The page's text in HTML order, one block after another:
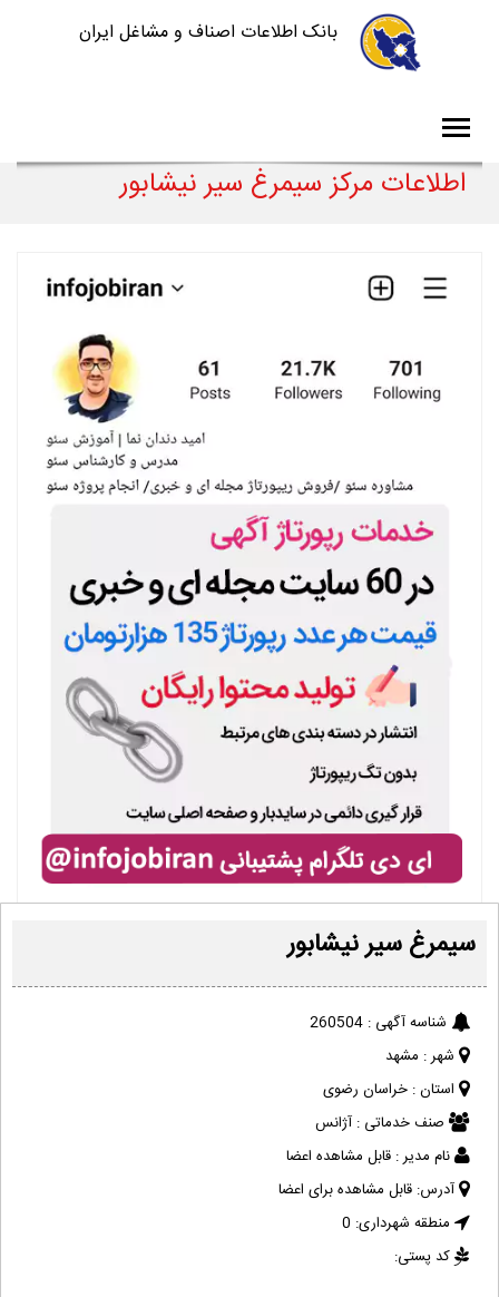
بانک اطلاعات اصناف و مشاغل ایران
اطلاعات مرکز سیمرغ سیر نیشابور
سیمرغ سیر نیشابور
شناسه آگهی : 260504
شهر : مشهد
استان : خراسان رضوی
صنف خدماتی : آژانس
نام مدیر : قابل مشاهده اعضا
آدرس: قابل مشاهده برای اعضا
منطقه شهرداری: 0
کد پستی: